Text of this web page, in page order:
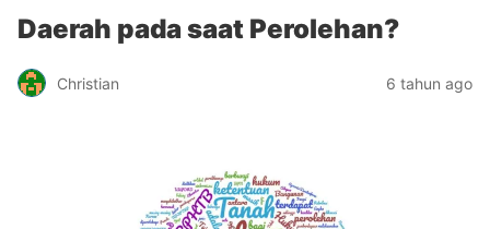
Daerah pada saat Perolehan?
Christian 6 tahun ago